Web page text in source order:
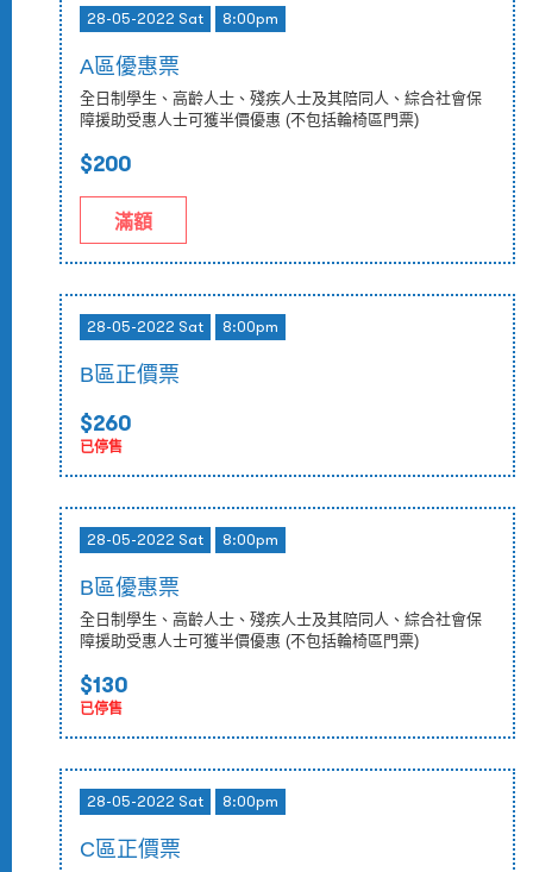
28-05-2022 Sat 8:00pm
A區優惠票
全日制學生、高齡人士、殘疾人士及其陪同人、綜合社會保
障援助受惠人士可獲半價優惠 (不包括輪椅區門票)
$200
滿額
28-05-2022 Sat 8:00pm
B區正價票
$260
已停售
28-05-2022 Sat 8:00pm
B區優惠票
全日制學生、高齡人士、殘疾人士及其陪同人、綜合社會保
障援助受惠人士可獲半價優惠 (不包括輪椅區門票)
$130
已停售
28-05-2022 Sat 8:00pm
C區正價票